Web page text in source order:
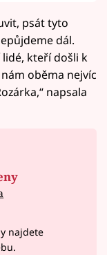
psát tyto
dál.
kteří došli k
oběma nejvíc
napsala
najdete